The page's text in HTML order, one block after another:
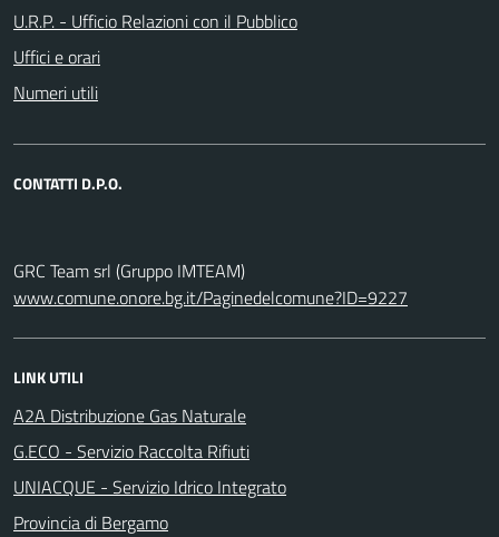
U.R.P. - Ufficio Relazioni con il Pubblico
Uffici e orari
Numeri utili
CONTATTI D.P.O.
GRC Team srl (Gruppo IMTEAM)
www.comune.onore.bg.it/Paginedelcomune?ID=9227
LINK UTILI
A2A Distribuzione Gas Naturale
G.ECO - Servizio Raccolta Rifiuti
UNIACQUE - Servizio Idrico Integrato
Provincia di Bergamo